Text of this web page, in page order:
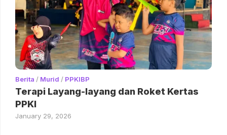
Berita / Murid / PPKIBP
Terapi Layang-layang dan Roket Kertas
PPKI
January 29, 2026